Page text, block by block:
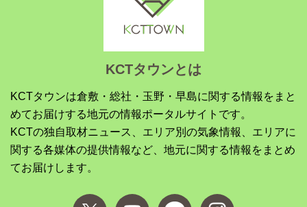
KCTタウンとは
KCTタウンは倉敷・総社・玉野・早島に関する情報をまと
めてお届けする地元の情報ポータルサイトです。
KCTの独自取材ニュース、エリア別の気象情報、エリアに
関する各媒体の提供情報など、地元に関する情報をまとめ
てお届けします。